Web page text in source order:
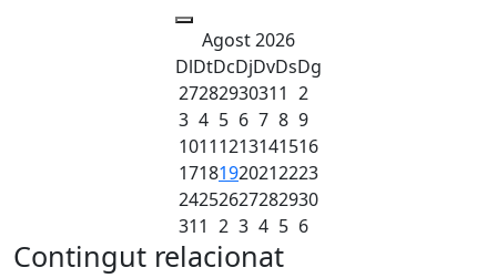
Agost 2026
DlDtDcDjDvDsDg
27282930311 2
3 4 5 6 7 8 9
10111213141516
17181920212223
24252627282930
311 2 3 4 5 6
Contingut relacionat